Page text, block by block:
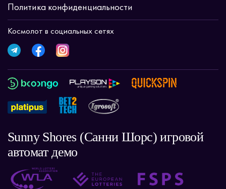
Политика конфиденциальности
Космолот в социальных сетях
Sunny Shores (Санни Шорс) игровой
автомат демо